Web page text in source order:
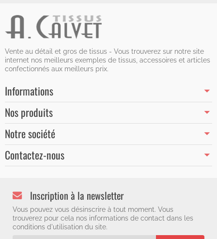
Vente au détail et gros de tissus - Vous trouverez sur notre site
internet nos meilleurs exemples de tissus, accessoires et articles
confectionnés aux meilleurs prix.
Informations
Nos produits
Notre société
Contactez-nous
Inscription à la newsletter
Vous pouvez vous désinscrire à tout moment. Vous
trouverez pour cela nos informations de contact dans les
conditions d'utilisation du site.